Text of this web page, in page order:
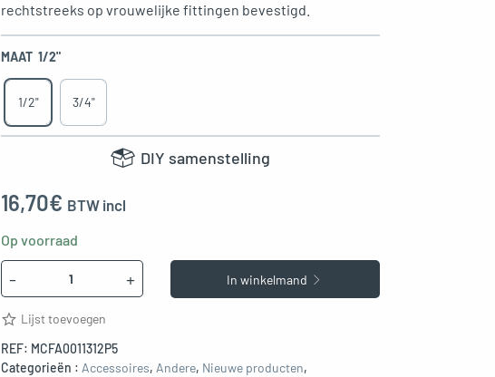
rechtstreeks op vrouwelijke fittingen bevestigd.
MAAT 1/2"
1/2" 3/4"
DIY samenstelling
16,70€ BTW incl
Op voorraad
- + In winkelmand
Lijst toevoegen
REF: MCFA0011312P5
Categorieën : Accessoires, Andere, Nieuwe producten,